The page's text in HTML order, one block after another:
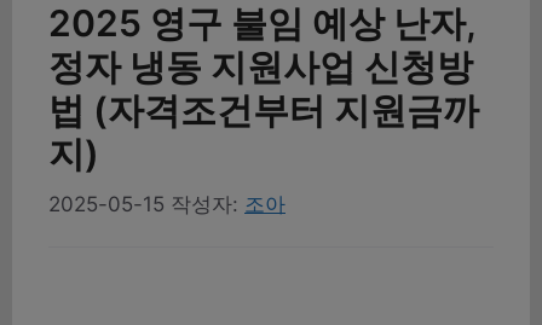
2025 영구 불임 예상 난자,
정자 냉동 지원사업 신청방
법 (자격조건부터 지원금까
지)
2025-05-15 작성자: 조아